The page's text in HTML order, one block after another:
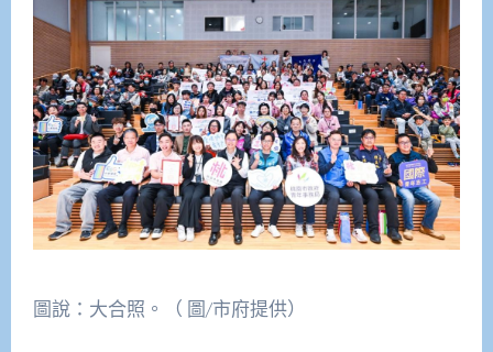
圖說：大合照。（ 圖/市府提供）